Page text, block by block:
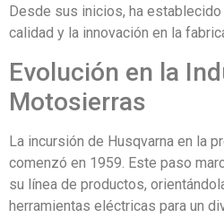
Desde sus inicios, ha
calidad y la innovación en la
Evolución en la
Motosierras
La incursión de Husqvarna en la
comenzó en 1959. Este paso
su línea de productos,
herramientas eléctricas para un